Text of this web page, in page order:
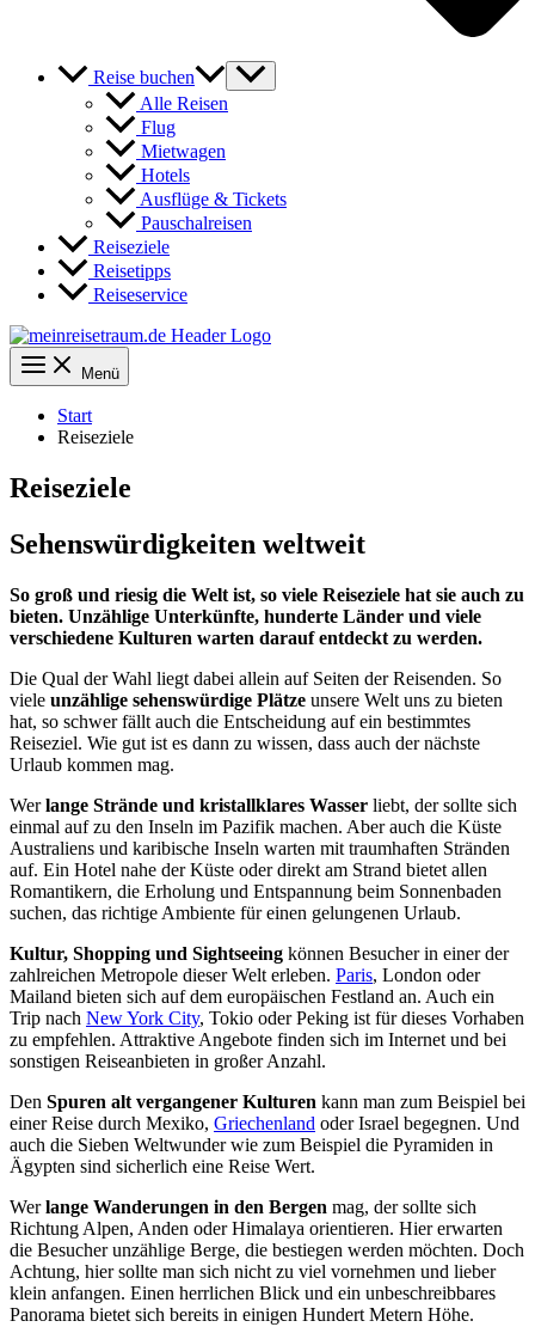
Reise buchen
Alle Reisen
Flug
Mietwagen
Hotels
Ausflüge & Tickets
Pauschalreisen
Reiseziele
Reisetipps
Reiseservice
Menü
Start
Reiseziele
Reiseziele
Sehenswürdigkeiten weltweit
So groß und riesig die Welt ist, so viele Reiseziele hat sie auch zu
bieten. Unzählige Unterkünfte, hunderte Länder und viele
verschiedene Kulturen warten darauf entdeckt zu werden.
Die Qual der Wahl liegt dabei allein auf Seiten der Reisenden. So
viele unzählige sehenswürdige Plätze unsere Welt uns zu bieten
hat, so schwer fällt auch die Entscheidung auf ein bestimmtes
Reiseziel. Wie gut ist es dann zu wissen, dass auch der nächste
Urlaub kommen mag.
Werlange Strände und kristallklares Wasser liebt, der sollte sich
einmal auf zu den Inseln im Pazifik machen. Aber auch die Küste
Australiens und karibische Inseln warten mit traumhaften Stränden
auf. Ein Hotel nahe der Küste oder direkt am Strand bietet allen
Romantikern, die Erholung und Entspannung beim Sonnenbaden
suchen, das richtige Ambiente für einen gelungenen Urlaub.
Kultur, Shopping und Sightseeing können Besucher in einer der
zahlreichen Metropole dieser Welt erleben. Paris, London oder
Mailand bieten sich auf dem europäischen Festland an. Auch ein
Trip nach New York City, Tokio oder Peking ist für dieses Vorhaben
zu empfehlen. Attraktive Angebote finden sich im Internet und bei
sonstigen Reiseanbieten in großer Anzahl.
Den Spuren alt vergangener Kulturen kann man zum Beispiel bei
einer Reise durch Mexiko, Griechenland oder Israel begegnen. Und
auch die Sieben Weltwunder wie zum Beispiel die Pyramiden in
Ägypten sind sicherlich eine Reise Wert.
Werlange Wanderungen in den Bergen mag, der sollte sich
Richtung Alpen, Anden oder Himalaya orientieren. Hier erwarten
die Besucher unzählige Berge, die bestiegen werden möchten. Doch
Achtung, hier sollte man sich nicht zu viel vornehmen und lieber
klein anfangen. Einen herrlichen Blick und ein unbeschreibbares
Panorama bietet sich bereits in einigen Hundert Metern Höhe.